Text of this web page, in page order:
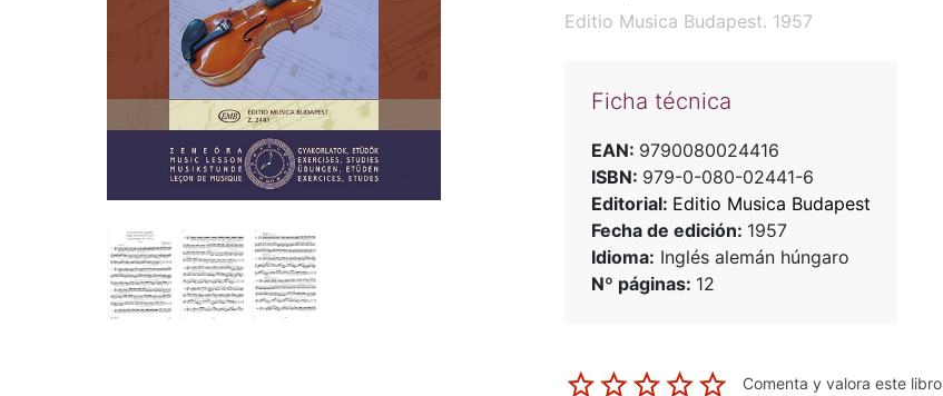
Editio Musica Budapest. 1957
Ficha técnica
EAN: 9790080024416
ISBN: 979-0-080-02441-6
Editorial: Editio Musica Budapest
Fecha de edición: 1957
Idioma: Inglés alemán húngaro
Nº páginas: 12
Comenta y valora este libro